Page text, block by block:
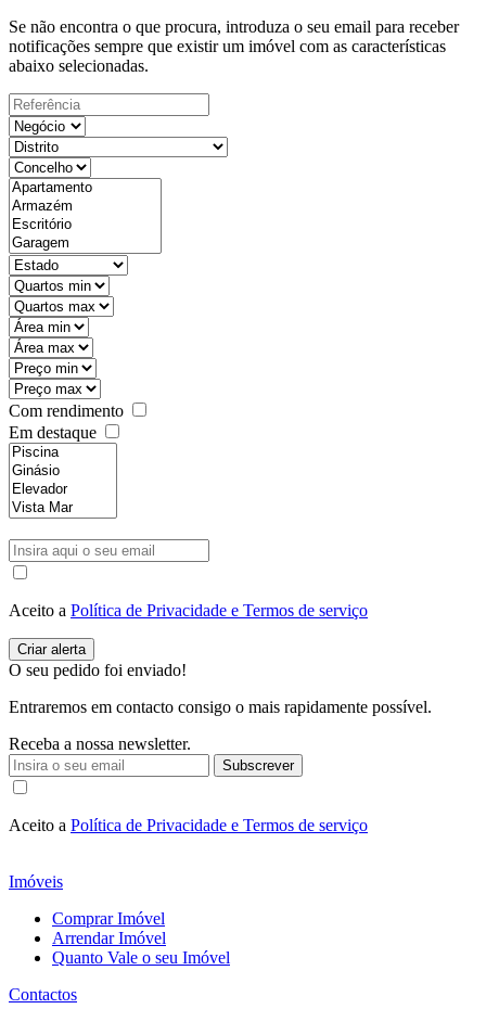
Se não encontra o que procura, introduza o seu email para receber
notificações sempre que existir um imóvel com as características
abaixo selecionadas.
Com rendimento
Em destaque
Aceito a Política de Privacidade e Termos de serviço
O seu pedido foi enviado!
Entraremos em contacto consigo o mais rapidamente possível.
Receba a nossa newsletter.
Subscrever
Aceito a Política de Privacidade e Termos de serviço
Imóveis
Comprar Imóvel
Arrendar Imóvel
Quanto Vale o seu Imóvel
Contactos